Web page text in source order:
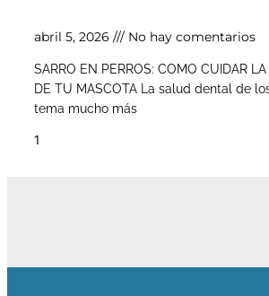
abril 5, 2026 No hay comentarios
SARRO EN PERROS: COMO CUIDAR
DE TU MASCOTA La salud dental de
tema mucho más